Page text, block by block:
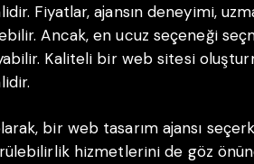
Fiyatlar, ajansın deneyimi,
Ancak, en ucuz seçeneği
Kaliteli bir web sitesi
bir web tasarım ajansı
hizmetlerini de göz